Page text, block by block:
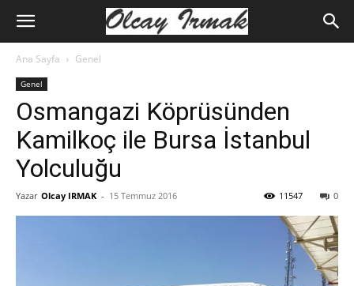
Ana Sayfa Genel
Genel
Osmangazi Köprüsünden
Kamilkoç ile Bursa İstanbul
Yolculuğu
Yazar Olcay IRMAK - 15 Temmuz 2016 0
11547